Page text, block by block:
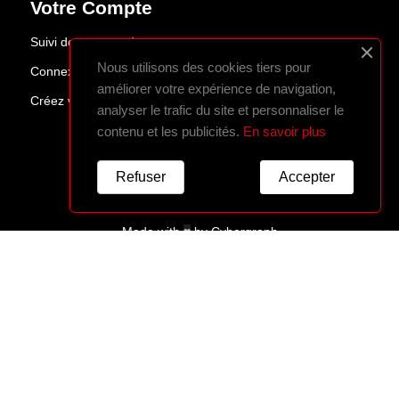
Votre Compte
Suivi de commande
Connexion
Créez votre compte
Made with♥byCybergraph
Nous utilisons des cookies tiers pour
améliorer votre expérience de navigation,
analyser le trafic du site et personnaliser le
contenu et les publicités. En savoir plus
Accepter
Refuser